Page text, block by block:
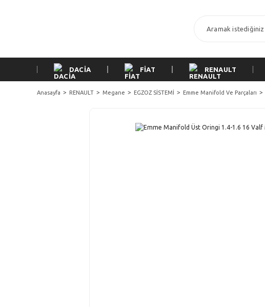
DACİA FİAT RENAULT
Anasayfa RENAULT Megane EGZOZ SİSTEMİ Emme Manifold Ve Parçaları